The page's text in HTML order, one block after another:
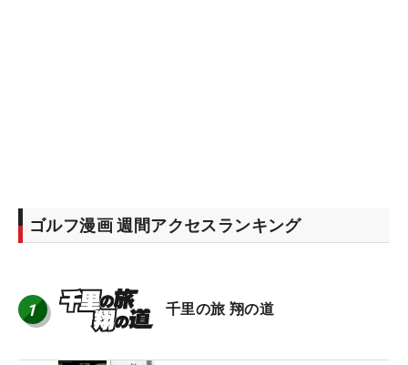
ゴルフ漫画 週間アクセスランキング
1 千里の旅 翔の道